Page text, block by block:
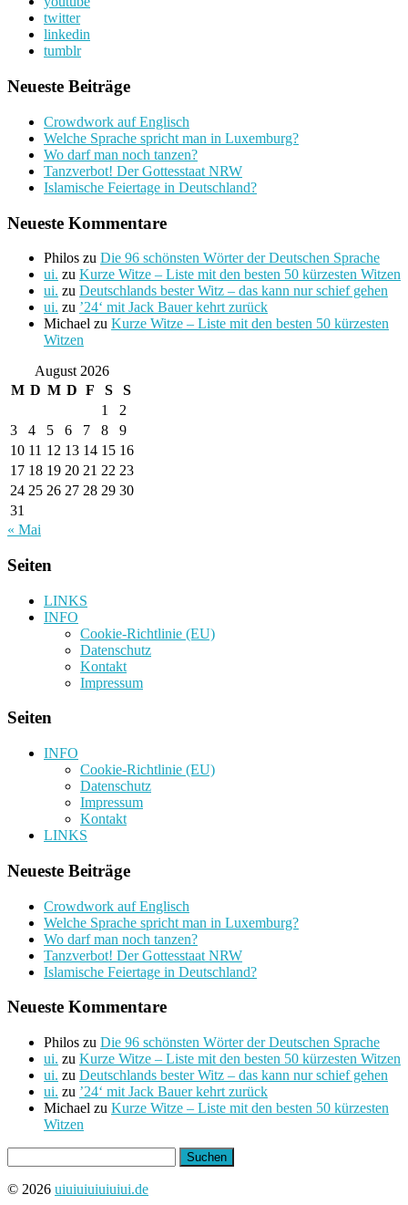
twitter
linkedin
tumblr
Neueste Beiträge
Crowdwork auf Englisch
Welche Sprache spricht man in Luxemburg?
Wo darf man noch tanzen?
Tanzverbot! Der Gottesstaat NRW
Islamische Feiertage in Deutschland?
Neueste Kommentare
Philos zu Die 96 schönsten Wörter der Deutschen Sprache
ui. zu Kurze Witze – Liste mit den besten 50 kürzesten Witzen
ui. zu Deutschlands bester Witz – das kann nur schief gehen
ui. zu ’24‘ mit Jack Bauer kehrt zurück
Michael zu Kurze Witze – Liste mit den besten 50 kürzesten
Witzen
August 2026
M D M D F S
S
1
2
3
4 5 6 7 8
9
10 11 12 13 14 15 16
17 18 19 20 21 22 23
24 25 26 27 28 29 30
31
« Mai
Seiten
LINKS
INFO
Cookie-Richtlinie (EU)
Datenschutz
Kontakt
Impressum
Seiten
INFO
Cookie-Richtlinie (EU)
Datenschutz
Impressum
Kontakt
LINKS
Neueste Beiträge
Crowdwork auf Englisch
Welche Sprache spricht man in Luxemburg?
Wo darf man noch tanzen?
Tanzverbot! Der Gottesstaat NRW
Islamische Feiertage in Deutschland?
Neueste Kommentare
Philos zu Die 96 schönsten Wörter der Deutschen Sprache
ui. zu Kurze Witze – Liste mit den besten 50 kürzesten Witzen
ui. zu Deutschlands bester Witz – das kann nur schief gehen
ui. zu ’24‘ mit Jack Bauer kehrt zurück
Michael zu Kurze Witze – Liste mit den besten 50 kürzesten
Witzen
nach:
© 2026 uiuiuiuiuiuiui.de